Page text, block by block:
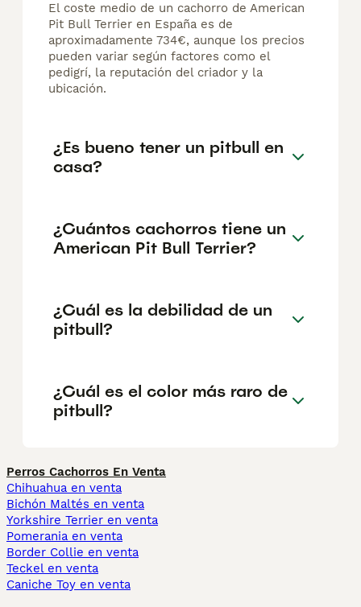
El coste medio de un cachorro de American
Pit Bull Terrier en España es de
aproximadamente 734€, aunque los precios
pueden variar según factores como el
pedigrí, la reputación del criador y la
ubicación.
¿Es bueno tener un pitbull en
casa?
¿Cuántos cachorros tiene un
American Pit Bull Terrier?
¿Cuál es la debilidad de un
pitbull?
¿Cuál es el color más raro de
pitbull?
Perros Cachorros En Venta
Chihuahua en venta
Bichón Maltés en venta
Yorkshire Terrier en venta
Pomerania en venta
Border Collie en venta
Teckel en venta
Caniche Toy en venta